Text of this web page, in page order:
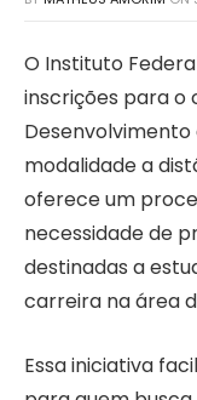
O Instituto
inscrições para o
Desenvolvimento
modalidade a
oferece um
necessidade de
destinadas a
carreira na área
Essa iniciativa